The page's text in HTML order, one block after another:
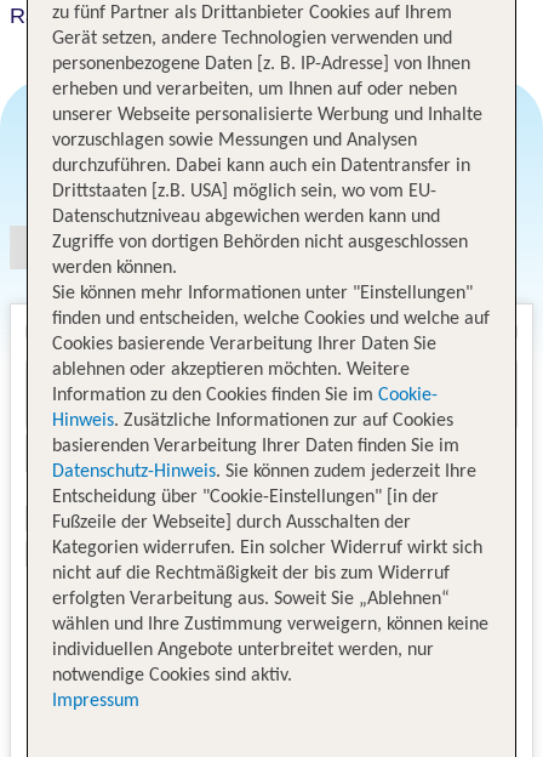
Radisson Blu Hotel Mannheim
Angebotsauswahl
zu fünf Partner als Drittanbieter Cookies auf Ihrem
Gerät setzen, andere Technologien verwenden und
personenbezogene Daten [z. B. IP-Adresse] von Ihnen
erheben und verarbeiten, um Ihnen auf oder neben
unserer Webseite personalisierte Werbung und Inhalte
vorzuschlagen sowie Messungen und Analysen
durchzuführen. Dabei kann auch ein Datentransfer in
Drittstaaten [z.B. USA] möglich sein, wo vom EU-
Datenschutzniveau abgewichen werden kann und
Zugriffe von dortigen Behörden nicht ausgeschlossen
werden können.
Sie können mehr Informationen unter "Einstellungen"
finden und entscheiden, welche Cookies und welche auf
Cookies basierende Verarbeitung Ihrer Daten Sie
ablehnen oder akzeptieren möchten. Weitere
Information zu den Cookies finden Sie im Cookie-
Hinweis. Zusätzliche Informationen zur auf Cookies
basierenden Verarbeitung Ihrer Daten finden Sie im
Datenschutz-Hinweis. Sie können zudem jederzeit Ihre
Entscheidung über "Cookie-Einstellungen" [in der
Fußzeile der Webseite] durch Ausschalten der
Kategorien widerrufen. Ein solcher Widerruf wirkt sich
nicht auf die Rechtmäßigkeit der bis zum Widerruf
erfolgten Verarbeitung aus. Soweit Sie „Ablehnen“
wählen und Ihre Zustimmung verweigern, können keine
individuellen Angebote unterbreitet werden, nur
notwendige Cookies sind aktiv.
Impressum